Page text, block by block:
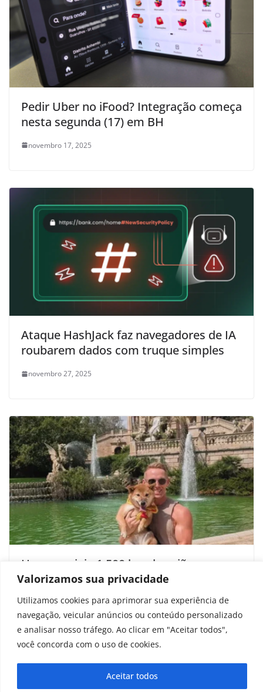
Valorizamos sua privacidade
Utilizamos cookies para aprimorar sua experiência de
navegação, veicular anúncios ou conteúdo personalizado
e analisar nosso tráfego. Ao clicar em "Aceitar todos",
você concorda com o uso de cookies.
Aceitar todos
Pedir Uber no iFood? Integração começa
nesta segunda (17) em BH
novembro 17, 2025
Ataque HashJack faz navegadores de IA
roubarem dados com truque simples
novembro 27, 2025
Homem viaja 1.500 km de avião para
outro país a trabalho porque é mais
barato do que morar na cidade
janeiro 17, 2026